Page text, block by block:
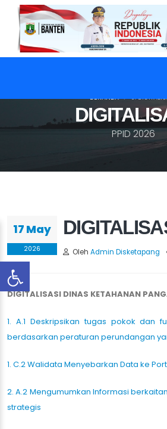
PPID 2026
BERANDA 6.
17 May
2026 Oleh Admin Disketapang
DIGITALISASI DINAS KETAHANAN
1. A.1 Deskripsikan tugas pokok dan
berdasarkan peraturan perundangan
1. C.2 Walidata Menyebarkan Data ke
2. A.2 Mengumumkan Informasi
strategis